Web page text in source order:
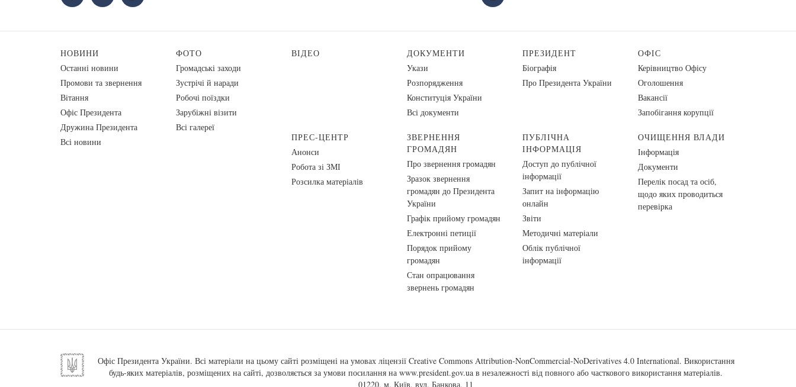
НОВИНИ
Останні новини
Промови та звернення
Вiтання
Офіс Президента
Дружина Президента
Всі новини
ФОТО
Громадські заходи
Зустрічі й наради
Робочі поїздки
Зарубіжні візити
Всі галереї
ВІДЕО
ДОКУМЕНТИ
Укази
Розпорядження
Конституція України
Всі документи
ПРЕЗИДЕНТ
Біографія
Про Президента України
ОФІС
Керівництво Офісу
Оголошення
Вакансії
Запобігання корупції
ПРЕС-ЦЕНТР
Анонси
Робота зі ЗМІ
Розсилка матеріалів
ЗВЕРНЕННЯ
ГРОМАДЯН
Про звернення громадян
Зразок звернення
громадян до Президента
України
Графік прийому громадян
Електронні петиції
Порядок прийому
громадян
Стан опрацювання
звернень громадян
ПУБЛІЧНА
ІНФОРМАЦІЯ
Доступ до публічної
інформації
Запит на інформацію
онлайн
Звіти
Методичні матеріали
Облік публічної
інформації
ОЧИЩЕННЯ ВЛАДИ
Інформація
Документи
Перелік посад та осіб,
щодо яких проводиться
перевірка
Офіс Президента України. Всі матеріали на цьому сайті розміщені на умовах ліцензії Creative Commons Attribution-NonCommercial-NoDerivatives 4.0 International. Використання
будь-яких матеріалів, розміщених на сайті, дозволяється за умови посилання на www.president.gov.ua в незалежності від повного або часткового використання матеріалів.
01220, м. Київ, вул. Банкова, 11